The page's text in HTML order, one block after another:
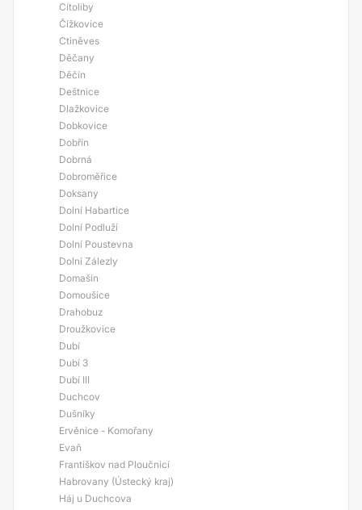
Cítoliby
Čížkovice
Ctiněves
Děčany
Děčín
Deštnice
Dlažkovice
Dobkovice
Dobřín
Dobrná
Dobroměřice
Doksany
Dolní Habartice
Dolní Podluží
Dolní Poustevna
Dolní Zálezly
Domašín
Domoušice
Drahobuz
Droužkovice
Dubí
Dubí 3
Dubí III
Duchcov
Dušníky
Ervěnice - Komořany
Evaň
Františkov nad Ploučnicí
Habrovany (Ústecký kraj)
Háj u Duchcova